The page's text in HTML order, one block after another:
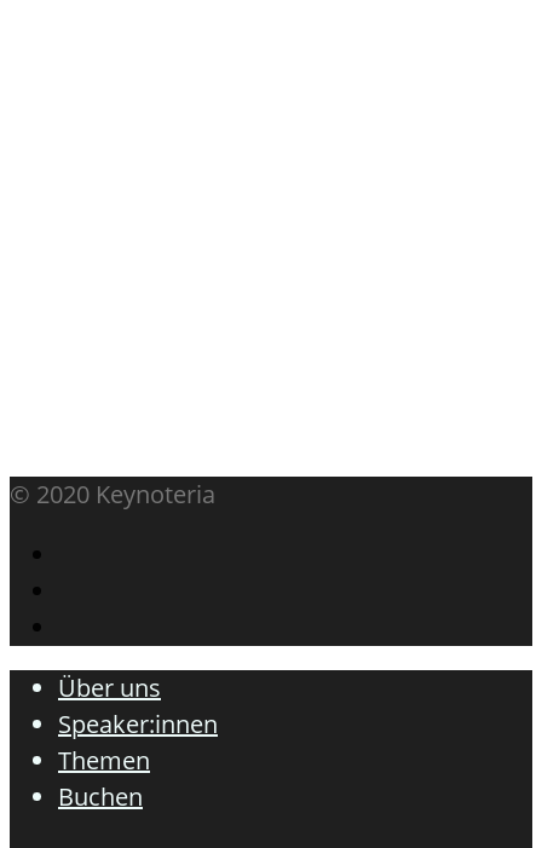
© 2020 Keynoteria
Über uns
Speaker:innen
Themen
Buchen